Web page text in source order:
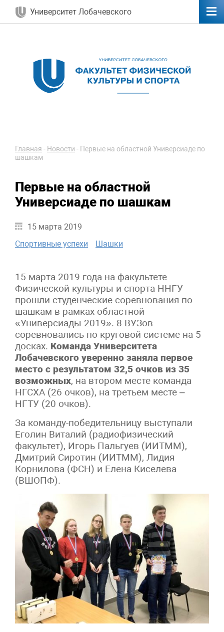
Университет Лобачевского
Главная - Новости - Первые на областной Универсиаде по
шашкам
Первые на областной
Универсиаде по шашкам
15 марта 2019
Спортивные успехи
Шашки
15 марта 2019 года на факультете
Физической культуры и спорта ННГУ
прошли студенческие соревнования по
шашкам в рамках областной
«Универсиады 2019». 8 ВУЗов
соревновались по круговой системе на 5
досках. Команда Университета
Лобачевского уверенно заняла первое
место с результатом 32,5 очков из 35
возможных, на втором месте команда
НГСХА (26 очков), на третьем месте –
НГТУ (20 очков).
За команду-победительницу выступали
Еголин Виталий (радиофизический
факультет), Игорь Пальгуев (ИИТММ),
Дмитрий Сиротин (ИИТММ), Лидия
Корнилова (ФСН) и Елена Киселева
(ВШОПФ).